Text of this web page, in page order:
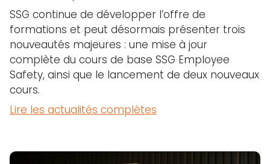
SSG continue de développer l’offre de
formations et peut désormais présenter trois
nouveautés majeures : une mise à jour
complète du cours de base SSG Employee
Safety, ainsi que le lancement de deux nouveaux
cours.
Lire les actualités complètes